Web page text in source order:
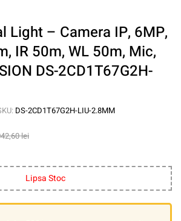
Light – Camera IP, 6MP,
IR 50m, WL 50m, Mic,
DS-2CD1T67G2H-
DS-2CD1T67G2H-LIU-2.8MM
lei
Lipsa Stoc